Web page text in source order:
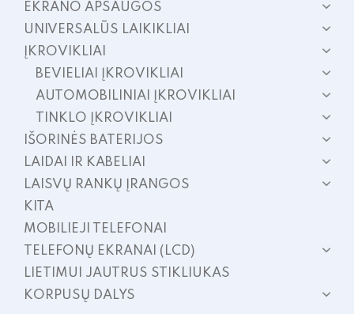
EKRANO APSAUGOS
UNIVERSALŪS LAIKIKLIAI
ĮKROVIKLIAI
BEVIELIAI ĮKROVIKLIAI
AUTOMOBILINIAI ĮKROVIKLIAI
TINKLO ĮKROVIKLIAI
IŠORINĖS BATERIJOS
LAIDAI IR KABELIAI
LAISVŲ RANKŲ ĮRANGOS
KITA
MOBILIEJI TELEFONAI
TELEFONŲ EKRANAI (LCD)
LIETIMUI JAUTRUS STIKLIUKAS
KORPUSŲ DALYS